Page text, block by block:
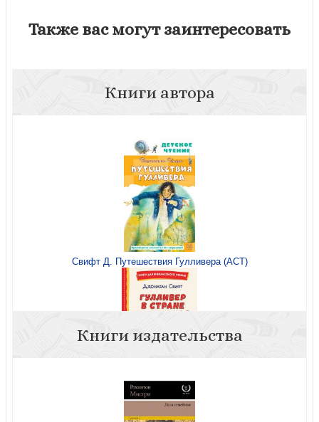
Также вас могут заинтересовать
Книги автора
Свифт Д. Путешествия Гулливера (АСТ)
Свифт Д. Гулливер в стране лилипутов
Книги издательства